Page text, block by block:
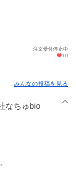
注文受付停止中
10
みんなの投稿を見る
なちゅbio